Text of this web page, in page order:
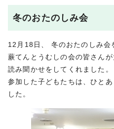
冬のおたのしみ会
12月18日、 冬のおたのしみ会
蕨てんとうむしの会の皆さん
読み聞かせをしてくれました。
参加した子どもたちは、ひと
した。